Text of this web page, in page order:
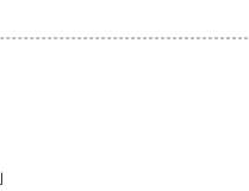
」